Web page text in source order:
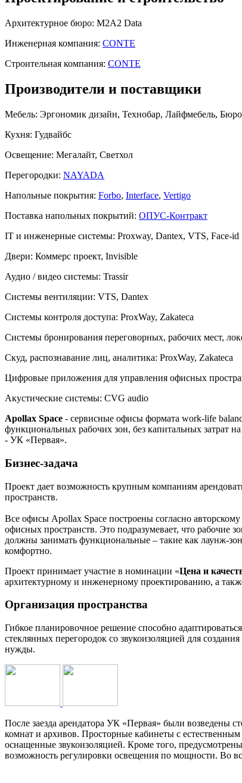
Архитектурное бюро: M2A2 Data
Инженерная компания: CONTE
Строительная компания: CONTE
Производители и поставщики
Мебель: Эргономик дизайн, Технобар, Лайфмебель,
Кухня: Гудвайбс
Освещение: Мегалайт, Светхол
Перегородки: NAYADA
Напольные покрытия: Forbo, Interface, Vertigo
Поставка напольных покрытий: ОПУС-Контракт
IT и инженерные системы: Proxway, Dantex, VTS, Face-id
Двери: Коммерс проект, Invisible
Аудио / видео системы: Trassir
Системы вентиляции: VTS, Dantex
Системы контроля доступа: ProxWay, Zakateca
Системы бронирования переговорных, рабочих мест,
Скуд, распознавание лиц, аналитика: ProxWay, Zakateca
Цифровые приложения для управления офисных
Акустические системы: CVG audio
Apollax Space - сервисные офисы формата work-life
функциональных рабочих зон, без капитальных затрат
- УК «Первая».
Бизнес-задача
Проект дает возможность крупным компаниям
пространств.
Все офисы Apollax Space построены согласно
офисных пространств. Это подразумевает, что
должны занимать функциональные – такие как лаунж-
комфортно.
Проект принимает участие в номинации «Цена и
архитектурному и инженерному проектированию, а
Организация пространства
Гибкое планировочное решение способно
стеклянных перегородок со звукоизоляцией для
нужды.
После заезда арендатора УК «Первая» были возведены
комнат и архивов. Просторные кабинеты с
оснащенные звукоизоляцией. Кроме того,
возможность регулировки освещения по мощности. Во